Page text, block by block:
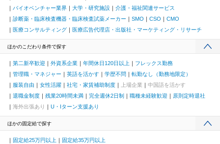
バイオベンチャー業界
大学・研究施設
介護・福祉関連サービス
診断薬・臨床検査機器・臨床検査試薬メーカー
SMO CSO
CMO
医療コンサルティング
医療広告代理店・出版社・マーケティング・リサーチ
ほかのこだわり条件で探す
第二新卒歓迎 外資系企業 年間休日120日以上
フレックス勤務
管理職・マネジャー
英語を活かす 学歴不問
転勤なし（勤務地限定）
服装自由
女性活躍 社宅・家賃補助制度 上場企業
中国語を活かす
退職金制度
残業20時間未満 完全週休2日制 職種未経験歓迎
原則定時退社
海外出張あり
U・Iターン支援あり
ほかの固定給で探す
固定給25万円以上 固定給35万円以上